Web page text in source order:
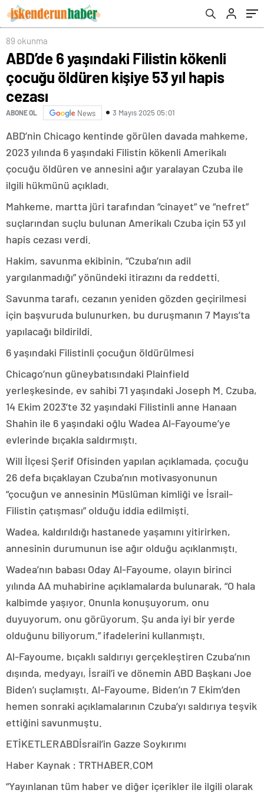
89 okunma
ABD’de 6 yaşındaki Filistin kökenli
çocuğu öldüren kişiye 53 yıl hapis
cezası
ABONE OL News 3 Mayıs 2025 05:01
ABD’nin Chicago kentinde görülen davada mahkeme,
2023 yılında 6 yaşındaki Filistin kökenli Amerikalı
çocuğu öldüren ve annesini ağır yaralayan Czuba ile
ilgili hükmünü açıkladı.
Mahkeme, martta jüri tarafından “cinayet” ve “nefret”
suçlarından suçlu bulunan Amerikalı Czuba için 53 yıl
hapis cezası verdi.
Hakim, savunma ekibinin, “Czuba’nın adil
yargılanmadığı” yönündeki itirazını da reddetti.
Savunma tarafı, cezanın yeniden gözden geçirilmesi
için başvuruda bulunurken, bu duruşmanın 7 Mayıs’ta
yapılacağı bildirildi.
6 yaşındaki Filistinli çocuğun öldürülmesi
Chicago’nun güneybatısındaki Plainfield
yerleşkesinde, ev sahibi 71 yaşındaki Joseph M. Czuba,
14 Ekim 2023’te 32 yaşındaki Filistinli anne Hanaan
Shahin ile 6 yaşındaki oğlu Wadea Al-Fayoume’ye
evlerinde bıçakla saldırmıştı.
Will İlçesi Şerif Ofisinden yapılan açıklamada, çocuğu
26 defa bıçaklayan Czuba’nın motivasyonunun
“çocuğun ve annesinin Müslüman kimliği ve İsrail-
Filistin çatışması” olduğu iddia edilmişti.
Wadea, kaldırıldığı hastanede yaşamını yitirirken,
annesinin durumunun ise ağır olduğu açıklanmıştı.
Wadea’nın babası Oday Al-Fayoume, olayın birinci
yılında AA muhabirine açıklamalarda bulunarak, “O hala
kalbimde yaşıyor. Onunla konuşuyorum, onu
duyuyorum, onu görüyorum. Şu anda iyi bir yerde
olduğunu biliyorum.” ifadelerini kullanmıştı.
Al-Fayoume, bıçaklı saldırıyı gerçekleştiren Czuba’nın
dışında, medyayı, İsrail’i ve dönemin ABD Başkanı Joe
Biden’ı suçlamıştı. Al-Fayoume, Biden’ın 7 Ekim’den
hemen sonraki açıklamalarının Czuba’yı saldırıya teşvik
ettiğini savunmuştu.
ETİKETLERABDİsrail’in Gazze Soykırımı
Haber Kaynak : TRTHABER.COM
“Yayınlanan tüm haber ve diğer içerikler ile ilgili olarak